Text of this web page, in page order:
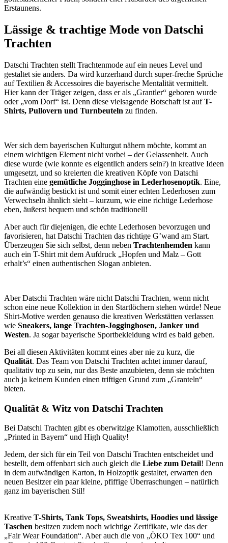
Erstaunens.
Lässige & trachtige Mode von Datschi
Trachten
Datschi Trachten stellt Trachtenmode auf ein neues Level und
gestaltet sie anders. Da wird kurzerhand durch super-freche Sprüche
auf Textilien & Accessoires die bayerische Mentalität vermittelt.
Hier kann der Träger zeigen, dass er als „Grantler“ geboren wurde
oder „vom Dorf“ ist. Denn diese vielsagende Botschaft ist aufT-
Shirts, Pullovern und Turnbeuteln zu finden.
Wer sich dem bayerischen Kulturgut nähern möchte, kommt an
einem wichtigen Element nicht vorbei – der Gelassenheit. Auch
diese wurde (wie konnte es eigentlich anders sein?) in kreative Ideen
umgesetzt, und so kreierten die kreativen Köpfe von Datschi
Trachten eine gemütliche Jogginghose in Lederhosenoptik. Eine,
die aufwändig bestickt ist und somit einer echten Lederhosen zum
Verwechseln ähnlich sieht – kurzum, wie eine richtige Lederhose
eben, äußerst bequem und schön traditionell!
Aber auch für diejenigen, die echte Lederhosen bevorzugen und
favorisieren, hat Datschi Trachten das richtige G’wand am Start.
Überzeugen Sie sich selbst, denn neben Trachtenhemden kann
auch ein T-Shirt mit dem Aufdruck „Hopfen und Malz – Gott
erhalt’s“ einen authentischen Slogan anbieten.
Aber Datschi Trachten wäre nicht Datschi Trachten, wenn nicht
schon eine neue Kollektion in den Startlöchern stehen würde! Neue
Shirt-Motive werden genauso die kreativen Werkstätten verlassen
wie Sneakers, lange Trachten-Jogginghosen, Janker und
Westen. Ja sogar bayerische Sportbekleidung wird es bald geben.
Bei all diesen Aktivitäten kommt eines aber nie zu kurz, die
Qualität. Das Team von Datschi Trachten achtet immer darauf,
qualitativ top zu sein, nur das Beste anzubieten, denn sie möchten
auch ja keinem Kunden einen triftigen Grund zum „Granteln“
bieten.
Qualität & Witz von Datschi Trachten
Bei Datschi Trachten gibt es oberwitzige Klamotten, ausschließlich
„Printed in Bayern“ und High Quality!
Jedem, der sich für ein Teil von Datschi Trachten entscheidet und
bestellt, dem offenbart sich auch gleich die Liebe zum Detail! Denn
in dem aufwändigen Karton, in Holzoptik gestaltet, erwarten den
neuen Besitzer ein paar kleine, pfiffige Überraschungen – natürlich
ganz im bayerischen Stil!
Kreative T-Shirts, Tank Tops, Sweatshirts, Hoodies und lässige
Taschen besitzen zudem noch wichtige Zertifikate, wie das der
„Fair Wear Foundation“. Aber auch die von „ÖKO Tex 100“ und